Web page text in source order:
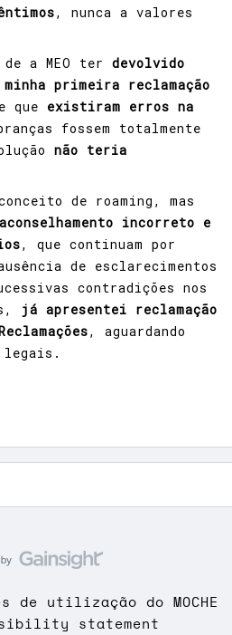
, nunca a valores
a MEO ter devolvido
primeira reclamação
que existiram erros na
fossem totalmente
não teria
de roaming, mas
incorreto e
, que continuam por
de esclarecimentos
contradições nos
já apresentei reclamação
, aguardando
legais.
de utilização do MOCHE
statement